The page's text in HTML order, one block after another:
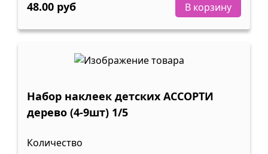
48.00 руб В корзину
Набор наклеек детских АССОРТИ
дерево (4-9шт) 1/5
Количество